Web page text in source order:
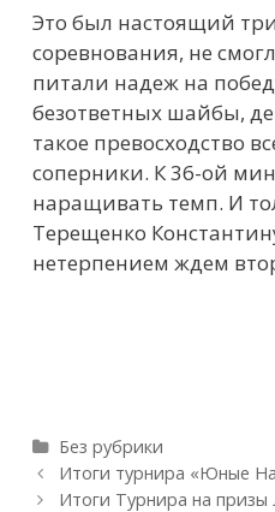
Это был настоящий
соревнования, не
питали надеж на
безответных шайбы,
такое превосходство
соперники. К 36-ой
наращивать темп. И
Терещенко
нетерпением ждем
Рубрики
Без рубрики
Навигация
записи
Итоги турнира «Юные
Итоги Турнира на призы